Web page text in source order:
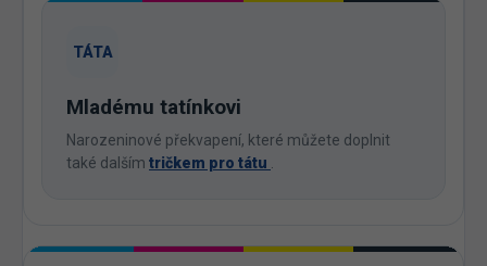
TÁTA
Mladému tatínkovi
Narozeninové překvapení, které můžete doplnit
také dalším tričkem pro tátu .